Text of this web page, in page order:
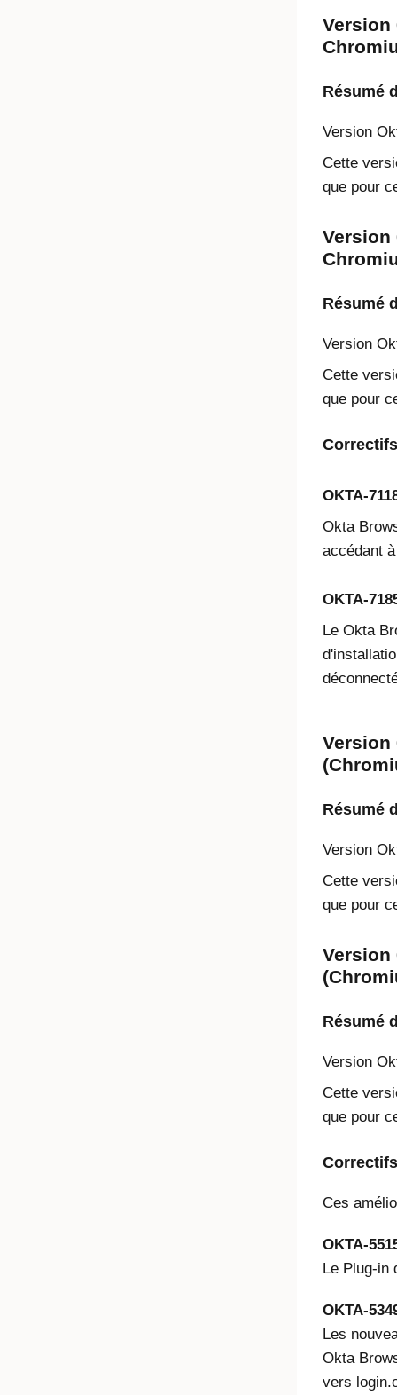
Version
Résumé
Version
Cette
que pour
Version
Résumé
Version
Cette
que pour
OKTA-
Okta
accédant
OKTA-
Le Okta
Version
Résumé
Version
Cette
que pour
Version
Résumé
Version
Cette
que pour
Ces
OKTA-
Le Plug-in
OKTA-
Les
Okta
vers